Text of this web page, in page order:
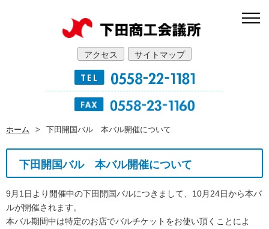
アクセス サイトマップ
ホーム > 下田開国バル 本バル開催について
下田開国バル 本バル開催について
9月1日より開催中の下田開国バルにつきまして、10月24日から本バ
ルが開催されます。
本バル期間中は特定のお店でバルチケットをお使い頂くことによ